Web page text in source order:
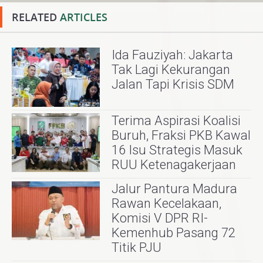
RELATED ARTICLES
Ida Fauziyah: Jakarta
Tak Lagi Kekurangan
Jalan Tapi Krisis SDM
Terima Aspirasi Koalisi
Buruh, Fraksi PKB Kawal
16 Isu Strategis Masuk
RUU Ketenagakerjaan
Jalur Pantura Madura
Rawan Kecelakaan,
Komisi V DPR RI-
Kemenhub Pasang 72
Titik PJU